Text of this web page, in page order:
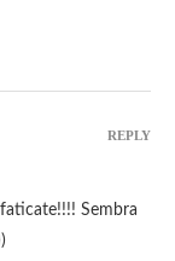
Sembra
REPLY